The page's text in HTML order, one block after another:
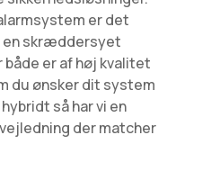
er det
en skræddersyet
er af høj kvalitet
du ønsker dit system
så har vi en
der matcher